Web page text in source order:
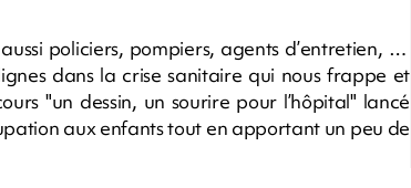
policiers, pompiers, agents d’entretien, …
dans la crise sanitaire qui nous frappe et
"un dessin, un sourire pour l’hôpital" lancé
aux enfants tout en apportant un peu de